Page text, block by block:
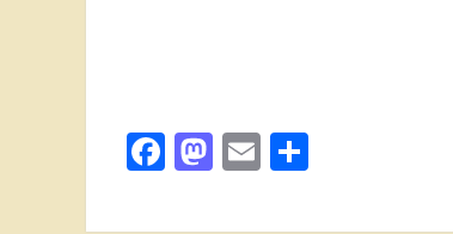
Facebook
Mastodon
Email